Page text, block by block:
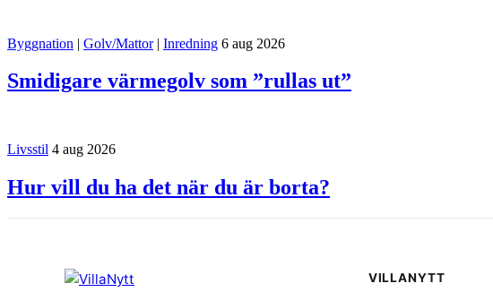
Byggnation | Golv/Mattor | Inredning 6 aug 2026
Smidigare värmegolv som ”rullas ut”
Livsstil 4 aug 2026
Hur vill du ha det när du är borta?
VILLANYTT